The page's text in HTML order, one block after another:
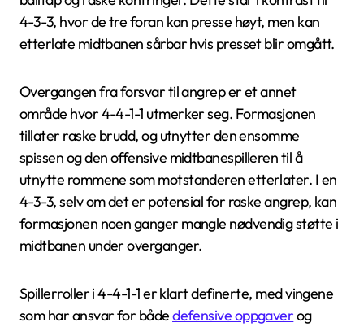
4-3-3, hvor de tre foran kan presse høyt, men kan
etterlate midtbanen sårbar hvis presset blir omgått.
Overgangen fra forsvar til angrep er et annet
område hvor 4-4-1-1 utmerker seg. Formasjonen
tillater raske brudd, og utnytter den ensomme
spissen og den offensive midtbanespilleren til å
utnytte rommene som motstanderen etterlater. I en
4-3-3, selv om det er potensial for raske angrep, kan
formasjonen noen ganger mangle nødvendig støtte i
midtbanen under overganger.
Spillerroller i 4-4-1-1 er klart definerte, med vingene
som har ansvar for bådedefensive oppgaverog